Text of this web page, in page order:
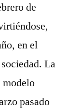
de
en el
La
modelo
pasado